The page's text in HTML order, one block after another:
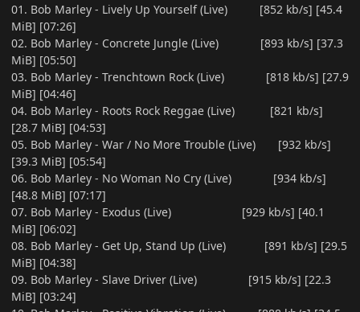
01. Bob Marley - Lively Up Yourself (Live) [852 kb/s] [45.4
MiB] [07:26]
02. Bob Marley - Concrete Jungle (Live) [893 kb/s] [37.3
MiB] [05:50]
03. Bob Marley - Trenchtown Rock (Live) [818 kb/s] [27.9
MiB] [04:46]
04. Bob Marley - Roots Rock Reggae (Live) [821 kb/s]
[28.7 MiB] [04:53]
05. Bob Marley - War / No More Trouble (Live) [932 kb/s]
[39.3 MiB] [05:54]
06. Bob Marley - No Woman No Cry (Live) [934 kb/s]
[48.8 MiB] [07:17]
07. Bob Marley - Exodus (Live) [929 kb/s] [40.1
MiB] [06:02]
08. Bob Marley - Get Up, Stand Up (Live) [891 kb/s] [29.5
MiB] [04:38]
09. Bob Marley - Slave Driver (Live) [915 kb/s] [22.3
MiB] [03:24]